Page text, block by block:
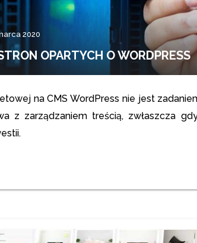
2020
OPARTYCH O WORDPRESS
naCMS WordPress nie jest
z zarządzaniem treścią, zwłaszcza